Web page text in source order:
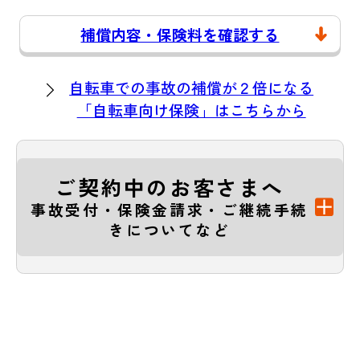
補償内容・保険料を確認する
自転車での事故の補償が２倍になる
「自転車向け保険」はこちらから
ご契約中のお客さまへ
事故受付・保険金請求・ご継続手続
きについてなど